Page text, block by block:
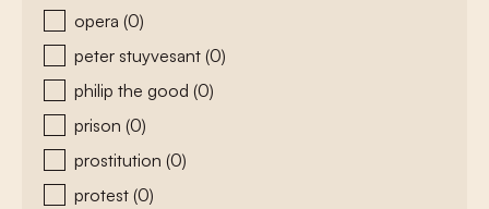
opera (0)
peter stuyvesant (0)
philip the good (0)
prison (0)
prostitution (0)
protest (0)